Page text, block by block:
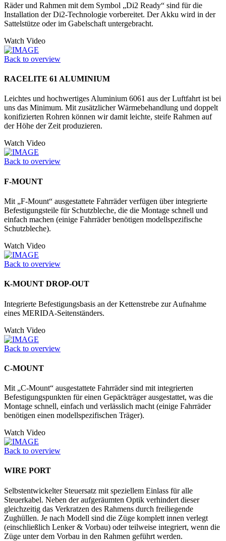
Räder und Rahmen mit dem Symbol „Di2 Ready“ sind für die
Installation der Di2-Technologie vorbereitet. Der Akku wird in der
Sattelstütze oder im Gabelschaft untergebracht.
Watch Video
Back to overview
RACELITE 61 ALUMINIUM
Leichtes und hochwertiges Aluminium 6061 aus der Luftfahrt ist bei
uns das Minimum. Mit zusätzlicher Wärmebehandlung und doppelt
konifizierten Rohren können wir damit leichte, steife Rahmen auf
der Höhe der Zeit produzieren.
Watch Video
Back to overview
F-MOUNT
Mit „F-Mount“ ausgestattete Fahrräder verfügen über integrierte
Befestigungsteile für Schutzbleche, die die Montage schnell und
einfach machen (einige Fahrräder benötigen modellspezifische
Schutzbleche).
Watch Video
Back to overview
K-MOUNT DROP-OUT
Integrierte Befestigungsbasis an der Kettenstrebe zur Aufnahme
eines MERIDA-Seitenständers.
Watch Video
Back to overview
C-MOUNT
Mit „C-Mount“ ausgestattete Fahrräder sind mit integrierten
Befestigungspunkten für einen Gepäckträger ausgestattet, was die
Montage schnell, einfach und verlässlich macht (einige Fahrräder
benötigen einen modellspezifischen Träger).
Watch Video
Back to overview
WIRE PORT
Selbstentwickelter Steuersatz mit speziellem Einlass für alle
Steuerkabel. Neben der aufgeräumten Optik verhindert dieser
gleichzeitig das Verkratzen des Rahmens durch freiliegende
Zughüllen. Je nach Modell sind die Züge komplett innen verlegt
(einschließlich Lenker & Vorbau) oder teilweise integriert, wenn die
Züge unter dem Vorbau in den Rahmen geführt werden.